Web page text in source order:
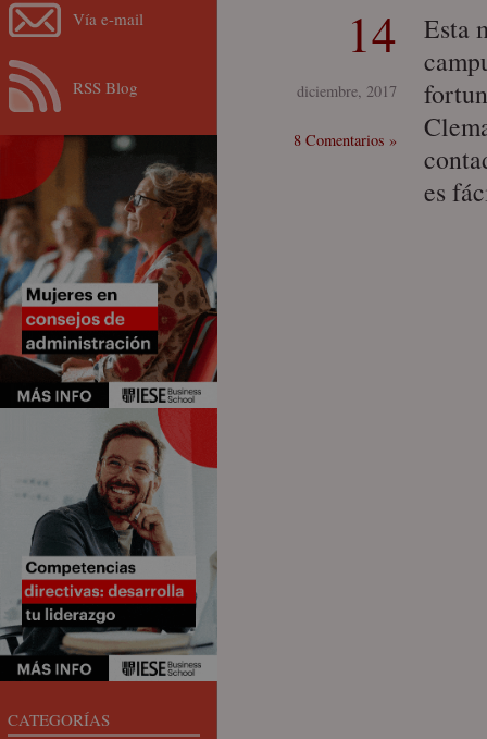
14
diciembre, 2017
8 Comentarios »
Esta
es
Vía e-mail
RSS Blog
CATEGORÍAS